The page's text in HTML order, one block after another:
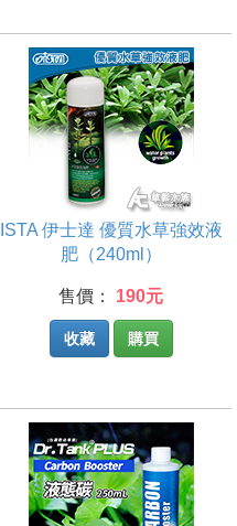
ISTA 伊士達 優質水草強效液
肥（240ml）
售價： 190元
收藏 購買